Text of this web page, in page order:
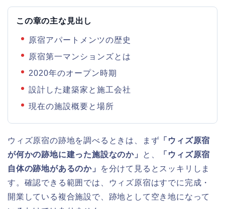
この章の主な見出し
原宿アパートメンツの歴史
原宿第一マンションズとは
2020年のオープン時期
設計した建築家と施工会社
現在の施設概要と場所
ウィズ原宿の跡地を調べるときは、まず 「ウィズ原宿
が何かの跡地に建った施設なのか」
と、
「ウィズ原宿
自体の跡地があるのか」
を分けて見るとスッキリしま
す。確認できる範囲では、ウィズ原宿はすでに完成・
開業している複合施設で、跡地として空き地になって